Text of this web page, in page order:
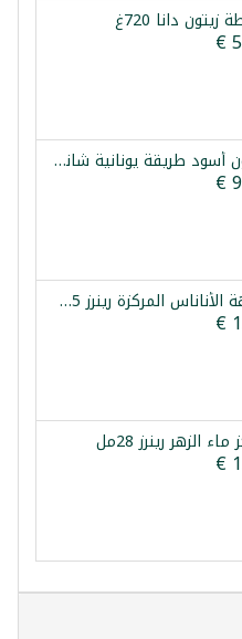
دانا 720غ
زيتون أسود طريقة يونانية شانيا 1.5كغ
نكهة الأناناس المركزة رينرز 25مل
الزهر رينرز 28مل